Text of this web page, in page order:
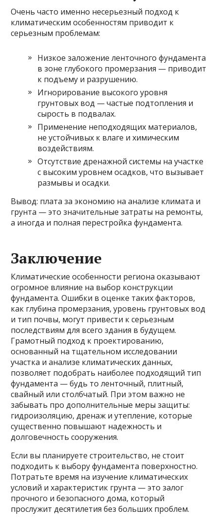
Очень часто именно несерьезный подход к
климатическим особенностям приводит к
серьезным проблемам:
Низкое заложение ленточного фундамента
в зоне глубокого промерзания — приводит
к подъему и разрушению.
Игнорирование высокого уровня
грунтовых вод — частые подтопления и
сырость в подвалах.
Применение неподходящих материалов,
не устойчивых к влаге и химическим
воздействиям.
Отсутствие дренажной системы на участке
с высоким уровнем осадков, что вызывает
размывы и осадки.
Вывод: плата за экономию на анализе климата и
грунта — это значительные затраты на ремонты,
а иногда и полная перестройка фундамента.
Заключение
Климатические особенности региона оказывают
огромное влияние на выбор конструкции
фундамента. Ошибки в оценке таких факторов,
как глубина промерзания, уровень грунтовых вод
и тип почвы, могут привести к серьезным
последствиям для всего здания в будущем.
Грамотный подход к проектированию,
основанный на тщательном исследовании
участка и анализе климатических данных,
позволяет подобрать наиболее подходящий тип
фундамента — будь то ленточный, плитный,
свайный или столбчатый. При этом важно не
забывать про дополнительные меры защиты:
гидроизоляцию, дренаж и утепление, которые
существенно повышают надежность и
долговечность сооружения.
Если вы планируете строительство, не стоит
подходить к выбору фундамента поверхностно.
Потратьте время на изучение климатических
условий и характеристик грунта — это залог
прочного и безопасного дома, который
прослужит десятилетия без больших проблем.